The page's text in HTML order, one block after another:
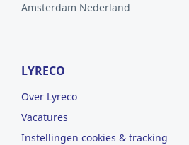
Amsterdam Nederland
LYRECO
Over Lyreco
Vacatures
Instellingen cookies & tracking